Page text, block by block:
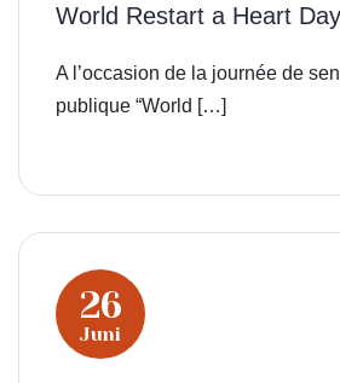
World Restart a Heart Day
A l’occasion de la journée de
publique “World […]
26
Juni